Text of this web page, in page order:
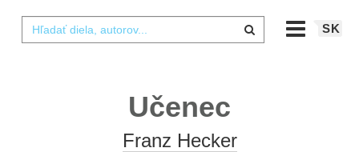
SK
Učenec
Franz Hecker